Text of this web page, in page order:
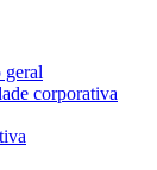
geral
corporativa